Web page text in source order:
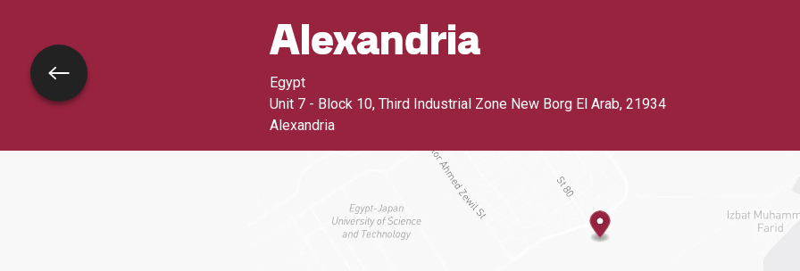
Alexandria
Egypt
Unit 7 - Block 10, Third Industrial Zone New Borg El Arab, 21934
Alexandria
Voltar